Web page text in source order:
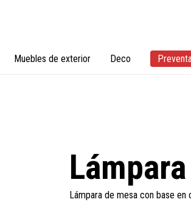
Muebles de exterior Deco
Lámpara de mesa con base en